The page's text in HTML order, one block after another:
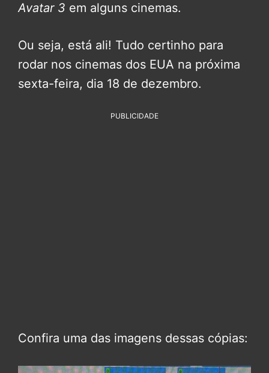
Avatar 3 em alguns cinemas.
Ou seja, está ali! Tudo certinho para
rodar nos cinemas dos EUA na próxima
sexta-feira, dia 18 de dezembro.
PUBLICIDADE
Confira uma das imagens dessas cópias: